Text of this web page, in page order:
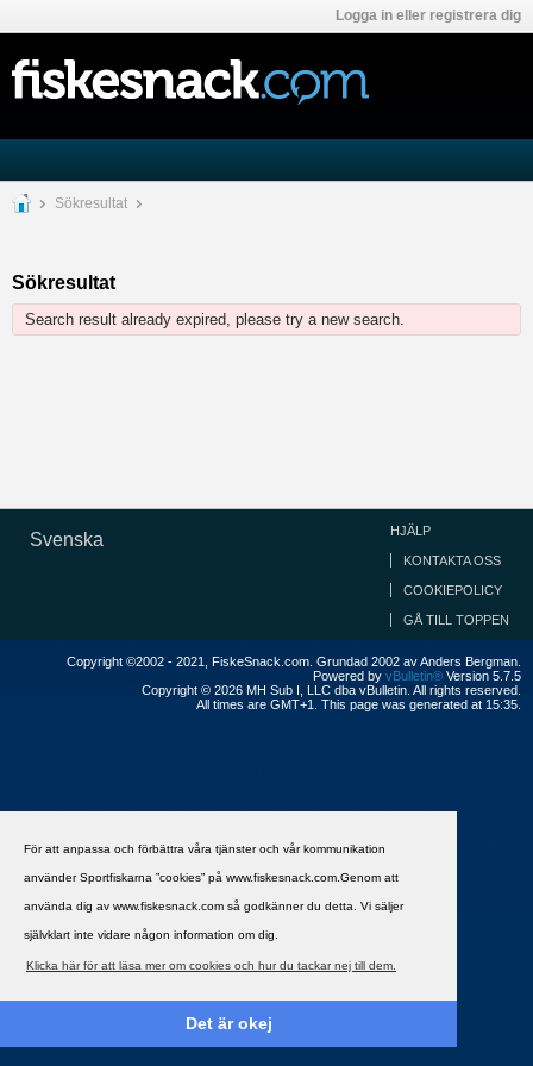
För att anpassa och förbättra våra tjänster och vår kommunikation
använder Sportfiskarna ”cookies” på www.fiskesnack.com.Genom att
använda dig av www.fiskesnack.com så godkänner du detta. Vi säljer
självklart inte vidare någon information om dig.
Klicka här för att läsa mer om cookies och hur du tackar nej till dem.
Det är okej
Logga in eller registrera dig
Sökresultat
Sökresultat
Search result already expired, please try a new search.
Svenska HJÄLP
KONTAKTA OSS
COOKIEPOLICY
GÅ TILL TOPPEN
Copyright ©2002 - 2021, FiskeSnack.com. Grundad 2002 av Anders Bergman.
Powered by vBulletin® Version 5.7.5
Copyright © 2026 MH Sub I, LLC dba vBulletin. All rights reserved.
All times are GMT+1. This page was generated at 15:35.